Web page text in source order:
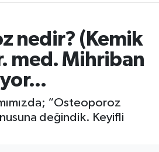
nedir? (Kemik
med. Mihriban
“Osteoporoz
değindik. Keyifli